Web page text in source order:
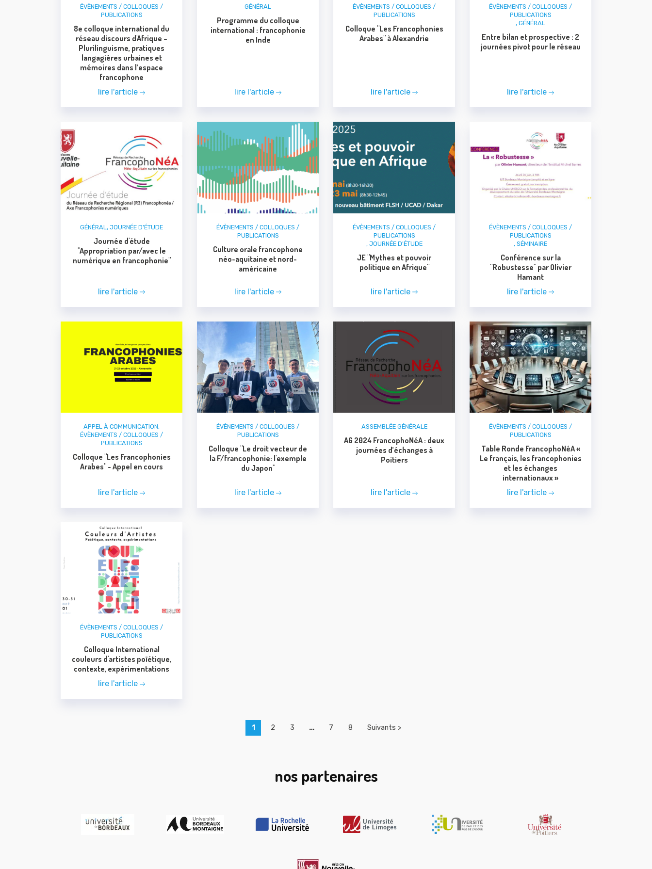
ÉVÈNEMENTS / COLLOQUES /
PUBLICATIONS
8e colloque international du
réseau discours d'Afrique –
Plurilinguisme, pratiques
langagières urbaines et
mémoires dans l’espace
francophone
lire l'article
GÉNÉRAL
Programme du colloque
international : francophonie
en Inde
lire l'article
ÉVÈNEMENTS / COLLOQUES /
PUBLICATIONS
Colloque "Les Francophonies
Arabes" à Alexandrie
lire l'article
ÉVÈNEMENTS / COLLOQUES /
PUBLICATIONS
, GÉNÉRAL
Entre bilan et prospective : 2
journées pivot pour le réseau
lire l'article
GÉNÉRAL, JOURNÉE D'ÉTUDE
Journée d'étude
"Appropriation par/avec le
numérique en francophonie"
lire l'article
ÉVÈNEMENTS / COLLOQUES /
PUBLICATIONS
Culture orale francophone
néo-aquitaine et nord-
américaine
lire l'article
ÉVÈNEMENTS / COLLOQUES /
PUBLICATIONS
, JOURNÉE D'ÉTUDE
JE "Mythes et pouvoir
politique en Afrique"
lire l'article
ÉVÈNEMENTS / COLLOQUES /
PUBLICATIONS
, SÉMINAIRE
Conférence sur la
"Robustesse" par Olivier
Hamant
lire l'article
APPEL À COMMUNICATION,
ÉVÈNEMENTS / COLLOQUES /
PUBLICATIONS
Colloque "Les Francophonies
Arabes" - Appel en cours
lire l'article
ÉVÈNEMENTS / COLLOQUES /
PUBLICATIONS
Colloque "Le droit vecteur de
la F/francophonie: l'exemple
du Japon"
lire l'article
ASSEMBLÉE GÉNÉRALE
AG 2024 FrancophoNéA : deux
journées d’échanges à
Poitiers
lire l'article
ÉVÈNEMENTS / COLLOQUES /
PUBLICATIONS
Table Ronde FrancophoNéA «
Le français, les francophonies
et les échanges
internationaux »
lire l'article
ÉVÈNEMENTS / COLLOQUES /
PUBLICATIONS
Colloque International
couleurs d'artistes poïétique,
contexte, expérimentations
lire l'article
1 2 3 … 7 8 Suivants >
nos partenaires